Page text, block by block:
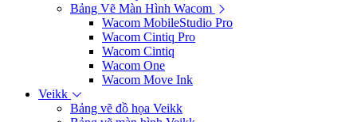
Bảng Vẽ Màn Hình Wacom
Wacom MobileStudio Pro
Wacom Cintiq Pro
Wacom Cintiq
Wacom One
Wacom Move Ink
Veikk
Bảng vẽ đồ họa Veikk